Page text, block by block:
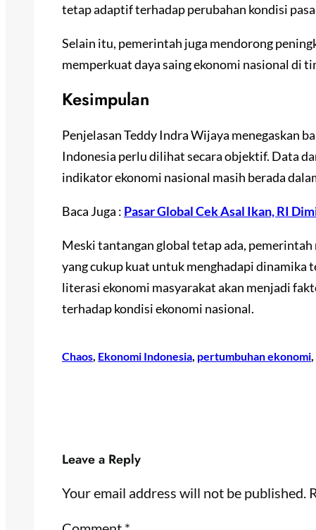
tetap adaptif terhadap perubahan kondisi
Selain itu, pemerintah juga mendorong
memperkuat daya saing ekonomi nasional di
Kesimpulan
Penjelasan Teddy Indra Wijaya menegaskan
Indonesia perlu dilihat secara objektif. Data
indikator ekonomi nasional masih berada
Baca Juga : Pasar Global Cek Asal Ikan, RI
Meski tantangan global tetap ada,
yang cukup kuat untuk menghadapi dinamika
literasi ekonomi masyarakat akan menjadi
terhadap kondisi ekonomi nasional.
Chaos, Ekonomi Indonesia, pertumbuhan ekonomi,
Leave a Reply
Your email address will not be published.